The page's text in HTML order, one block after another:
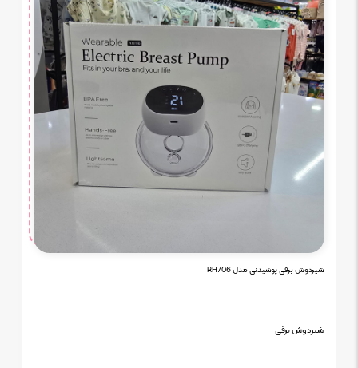
شیردوش برقی پوشیدنی مدل RH706
شیردوش برقی